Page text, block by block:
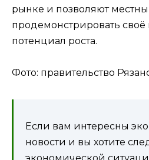
рынке и позволяют
продемонстрировать своё
потенциал роста.
Фото: правительство
Если вам интересны
новости и вы хотите